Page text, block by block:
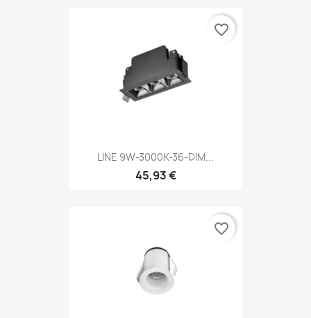
LINE 9W-3000K-36-DIM...
45,93 €
favorite_border
favorite_border